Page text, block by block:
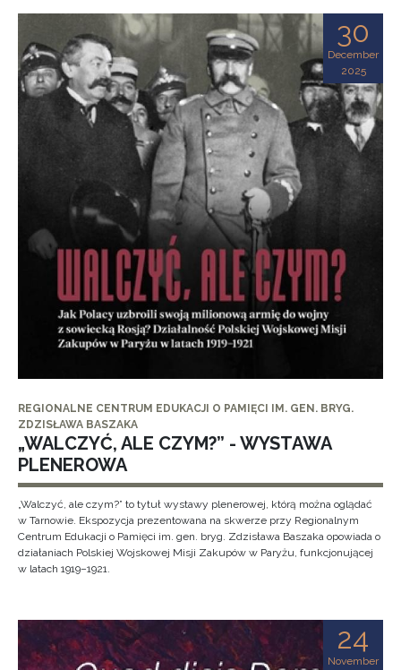
30
December
2025
REGIONALNE CENTRUM EDUKACJI O PAMIĘCI IM. GEN. BRYG.
ZDZISŁAWA BASZAKA
„WALCZYĆ, ALE CZYM?” - WYSTAWA
PLENEROWA
„Walczyć, ale czym?” to tytuł wystawy plenerowej, którą można oglądać
w Tarnowie. Ekspozycja prezentowana na skwerze przy Regionalnym
Centrum Edukacji o Pamięci im. gen. bryg. Zdzisława Baszaka opowiada o
działaniach Polskiej Wojskowej Misji Zakupów w Paryżu, funkcjonującej
w latach 1919–1921.
24
November